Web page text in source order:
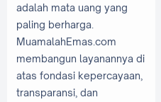
adalah mata uang yang
paling berharga.
MuamalahEmas.com
membangun layanannya di
atas fondasi kepercayaan,
transparansi, dan